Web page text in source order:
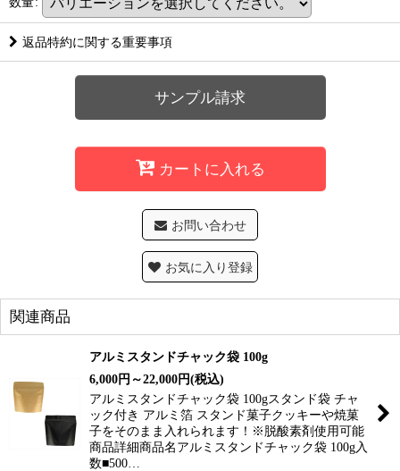
返品特約に関する重要事項
サンプル請求
カートに入れる
お問い合わせ
お気に入り登録
関連商品
アルミスタンドチャック袋 100g
6,000円 ～22,000円(税込)
アルミスタンドチャック袋 100gスタンド袋 チャ
ック付き アルミ箔 スタンド菓子クッキーや焼菓
子をそのまま入れられます！※脱酸素剤使用可能
商品詳細商品名アルミスタンドチャック袋 100g入
数■500…